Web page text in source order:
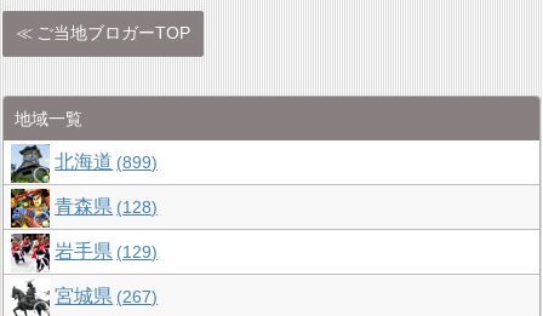
ご当地ブロガーTOP
地域一覧
北海道 899
青森県 128
岩手県 129
宮城県 267